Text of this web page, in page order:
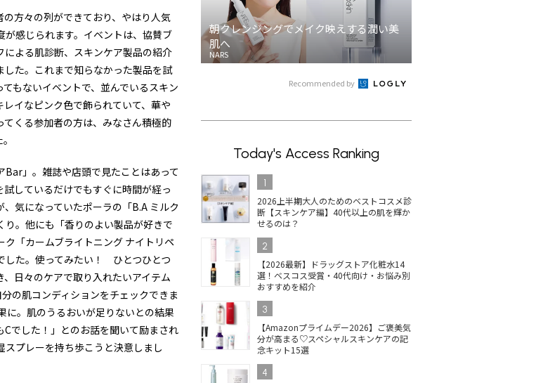
方々の列ができており、やはり人気
感じられます。イベントは、協賛ブ
よる肌診断、スキンケア製品の紹介
た。これまで知らなかった製品を試
もないイベントで、並んでいるスキン
イなピンク色で飾られていて、華や
くる参加者の方は、みなさん積極的
」。雑誌や店頭で見たことはあって
しているだけでもすぐに時間が経っ
気になっていたポーラの「B.A ミルク
。他にも「香りのよい製品が好きで
「カームブライトニング ナイトリペ
した。使ってみたい！ ひとつひとつ
日々のケアで取り入れたいアイテム
の肌コンディションをチェックできま
に。肌のうるおいが足りないとの結果
でした！」とのお話を聞いて励まされ
プレーを持ち歩こうと決意しまし
朝クレンジングでメイク映えする潤い美
肌へ
NARS
Recommended by
Today's Access Ranking
1
2026上半期大人のためのベストコスメ診
断【スキンケア編】40代以上の肌を輝か
せるのは？
2
【2026最新】ドラッグストア化粧水14
選！ベスコス受賞・40代向け・お悩み別
おすすめを紹介
3
【Amazonプライムデー2026】ご褒美気
分が高まる♡スペシャルスキンケアの記
念キット15選
4